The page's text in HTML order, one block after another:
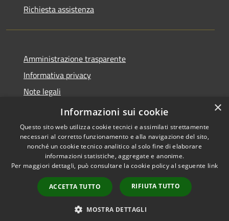
Richiesta assistenza
Amministrazione trasparente
Informativa privacy
Note legali
Dichiarazione di accessibilità
Accessibilità
Copyright © 2026 • Comune di
Gazzuolo • Powered by
Municipium•
Accesso
redazione
×
Informazioni sui cookie
Questo sito web utilizza cookie tecnici e assimilati strettamente
necessari al corretto funzionamento e alla navigazione del sito,
nonché un cookie tecnico analitico al solo fine di elaborare
informazioni statistiche, aggregate e anonime.
Per maggiori dettagli, può consultare la cookie policy al seguente link
ACCETTA TUTTO RIFIUTA TUTTO
MOSTRA DETTAGLI